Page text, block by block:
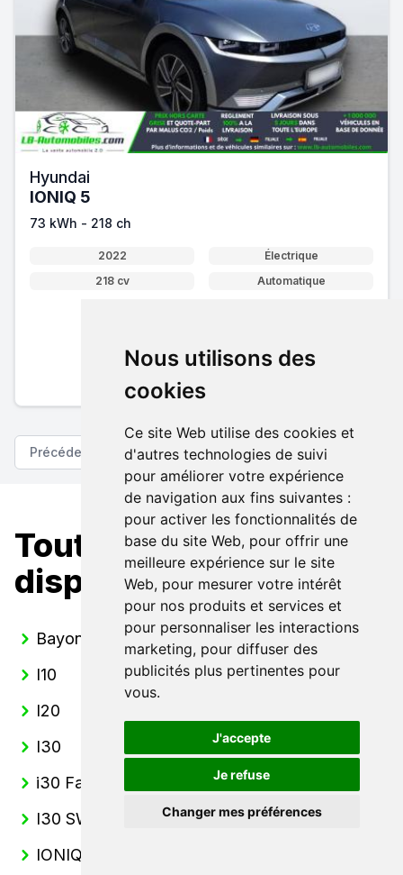
Nous utilisons des
cookies
Ce site Web utilise des cookies et
d'autres technologies de suivi
pour améliorer votre expérience
de navigation aux fins suivantes :
pour activer les fonctionnalités de
base du site Web, pour offrir une
meilleure expérience sur le site
Web, pour mesurer votre intérêt
pour nos produits et services et
pour personnaliser les interactions
marketing, pour diffuser des
publicités plus pertinentes pour
vous.
J'accepte
Je refuse
Changer mes préférences
Hyundai
IONIQ 5
73 kWh - 218 ch
2022
Électrique
218 cv
Automatique
Pack essentiel inclus
En savoir plus sur nos tarifs
Précédent Suivant
Toutes nos Hyundai
disponibles
Bayon
I10
I20
I30
i30 Fastback
I30 SW
IONIQ